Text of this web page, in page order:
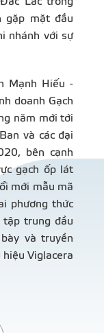
gặp mặt đầu
nhánh với sự
Mạnh Hiếu -
doanh Gạch
năm mới tới
và các đại
bên cạnh
gạch ốp lát
mới mẫu mã
phương thức
tập trung đầu
và truyền
Viglacera